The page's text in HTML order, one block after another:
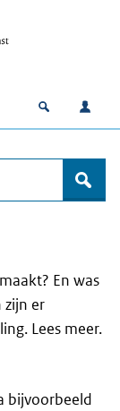
Open
zoek
En was
zijn er
Lees meer.
bijvoorbeeld